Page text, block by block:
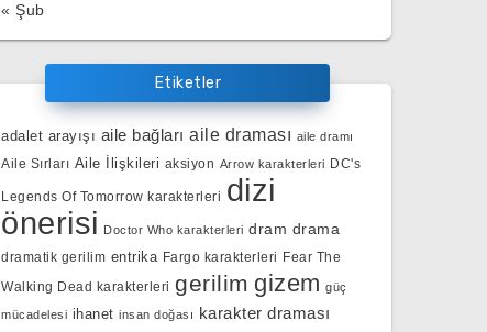
« Şub
Etiketler
adalet arayışı aile bağları aile draması aile dramı
Aile Sırları Aile İlişkileri aksiyon Arrow karakterleri DC's
Legends Of Tomorrow karakterleri dizi
önerisi Doctor Who karakterleri dram drama
dramatik gerilim entrika Fargo karakterleri Fear The
Walking Dead karakterleri gerilim gizem güç
mücadelesi ihanet insan doğası karakter draması